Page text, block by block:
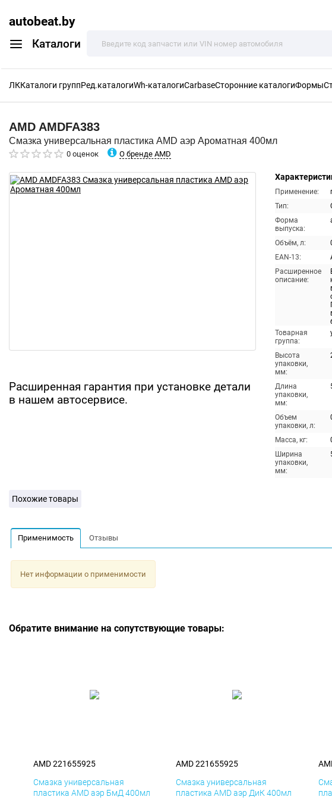
autobeat.by
Каталоги
ЛККаталоги группРед.каталогиWh-каталогиCarbaseСторонние каталогиФормы
AMD AMDFA383
Смазка универсальная пластика AMD аэр Ароматная 400мл
0 оценок О бренде AMD
Расширенная гарантия при установке детали
в нашем автосервисе.
Применение:
Тип:
Форма
выпуска:
Объём, л:
EAN-13:
Расширенное
описание:
Товарная
группа:
Высота
упаковки,
мм:
Длина
упаковки,
мм:
Объем
упаковки, л:
Масса, кг:
Ширина
упаковки,
мм:
Похожие товары
Применимость Отзывы
Нет информации о применимости
Обратите внимание на сопутствующие товары:
AMD 221655925
Смазка универсальная
пластика AMD аэр БмД 400мл
AMD 221655925
Смазка универсальная
пластика AMD аэр ДиК 400мл